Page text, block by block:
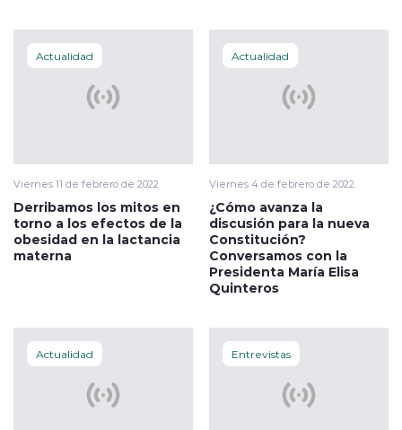
Actualidad
Viernes 11 de febrero de 2022
Derribamos los mitos en
torno a los efectos de la
obesidad en la lactancia
materna
Actualidad
Viernes 4 de febrero de 2022
¿Cómo avanza la
discusión para la nueva
Constitución?
Conversamos con la
Presidenta María Elisa
Quinteros
Actualidad Entrevistas